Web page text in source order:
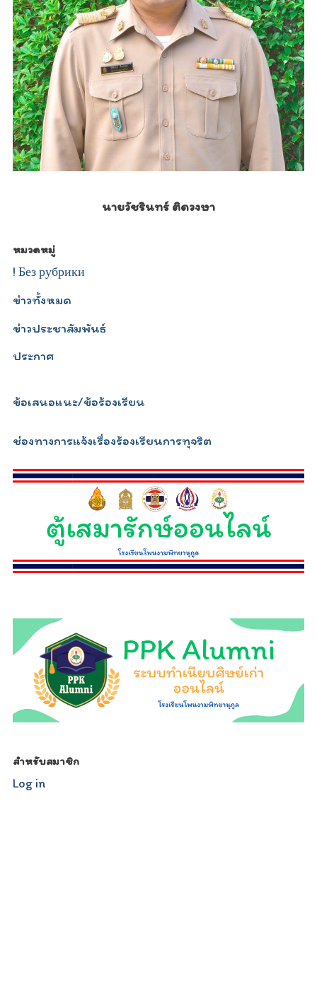
นายวัชรินทร์ ติดวงษา
หมวดหมู่
! Без рубрики
ข่าวทั้งหมด
ข่าวประชาสัมพันธ์
ประกาศ
ข้อเสนอแนะ/ข้อร้องเรียน
ช่องทางการแจ้งเรื่องร้องเรียนการทุจริต
สำหรับสมาชิก
Log in